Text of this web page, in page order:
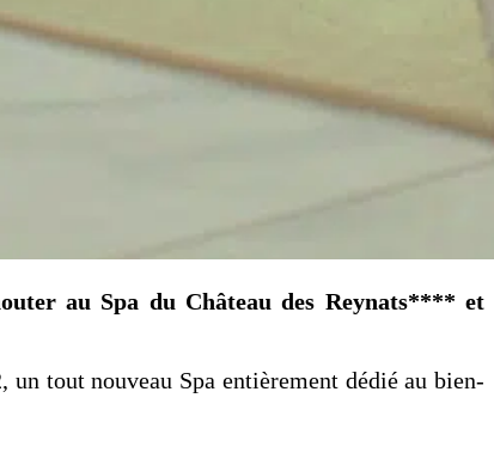
au Spa du Château des Reynats**** et
tout nouveau Spa entièrement dédié au bien-